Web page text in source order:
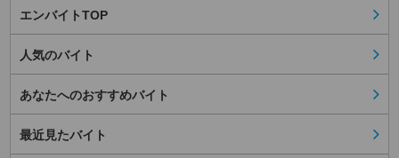
エンバイトTOP
人気のバイト
あなたへのおすすめバイト
最近見たバイト